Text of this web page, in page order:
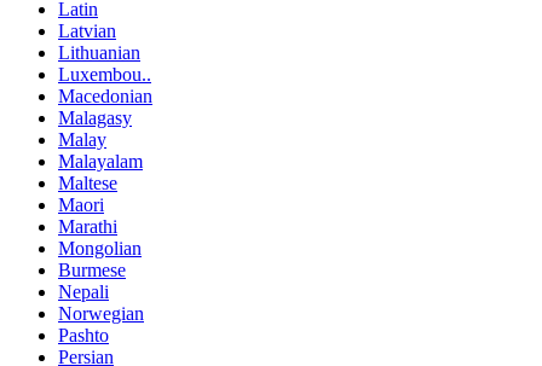
Latin
Latvian
Lithuanian
Luxembou..
Macedonian
Malagasy
Malay
Malayalam
Maltese
Maori
Marathi
Mongolian
Burmese
Nepali
Norwegian
Pashto
Persian